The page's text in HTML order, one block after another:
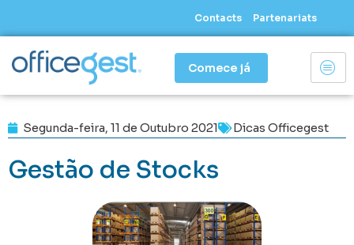
Contacts Partenariats
Comece já
Segunda-feira, 11 de Outubro 2021 Dicas Officegest
Gestão de Stocks